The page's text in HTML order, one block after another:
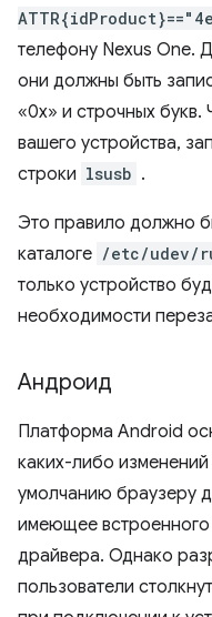
телефону Nexus One.
они должны быть
«0x» и строчных букв.
вашего устройства,
строки lsusb .
Это правило должно
каталоге /etc/udev/
только устройство
необходимости
Андроид
Платформа Android
каких-либо
умолчанию браузеру
имеющее
драйвера. Однако
пользователи